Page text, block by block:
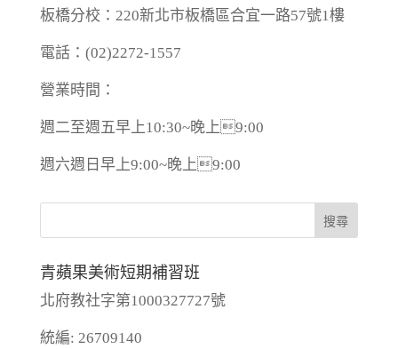
板橋分校：220新北市板橋區合宜一路57號1樓
電話：(02)2272-1557
營業時間：
週二至週五早上10:30~晚上9:00
週六週日早上9:00~晚上9:00
青蘋果美術短期補習班
北府教社字第1000327727號
統編: 26709140